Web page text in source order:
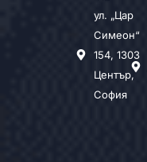
ул. „Цар
Симеон“
154, 1303
Център,
София